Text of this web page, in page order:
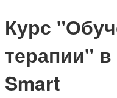
Курс
терапии"
Smart